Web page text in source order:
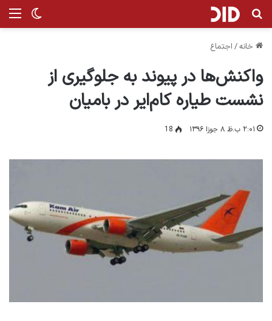
تغییر جستجو برای
خانه/ اجتماع
واکنش‌ها در پیوند به جلوگیری از
نشست طیاره کام‌ایر در بامیان
۲:۰۱ ب.ظ ۸ جوزا ۱۳۹۶ 18